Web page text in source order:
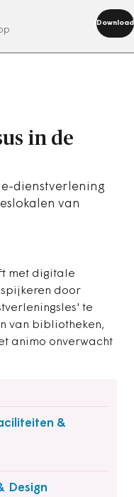
Download
in de
e-dienstverlening
van
met digitale
door
te
van bibliotheken,
animo onverwacht
&
Design